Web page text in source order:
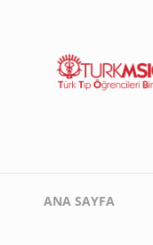
Main
ANA SAYFA